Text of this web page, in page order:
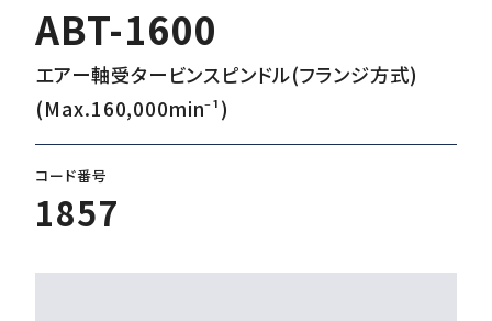
事例紹介
ABT-1600
エアー軸受タービンスピンドル(フランジ方式)
(Max.160,000min⁻¹)
コード番号
1857